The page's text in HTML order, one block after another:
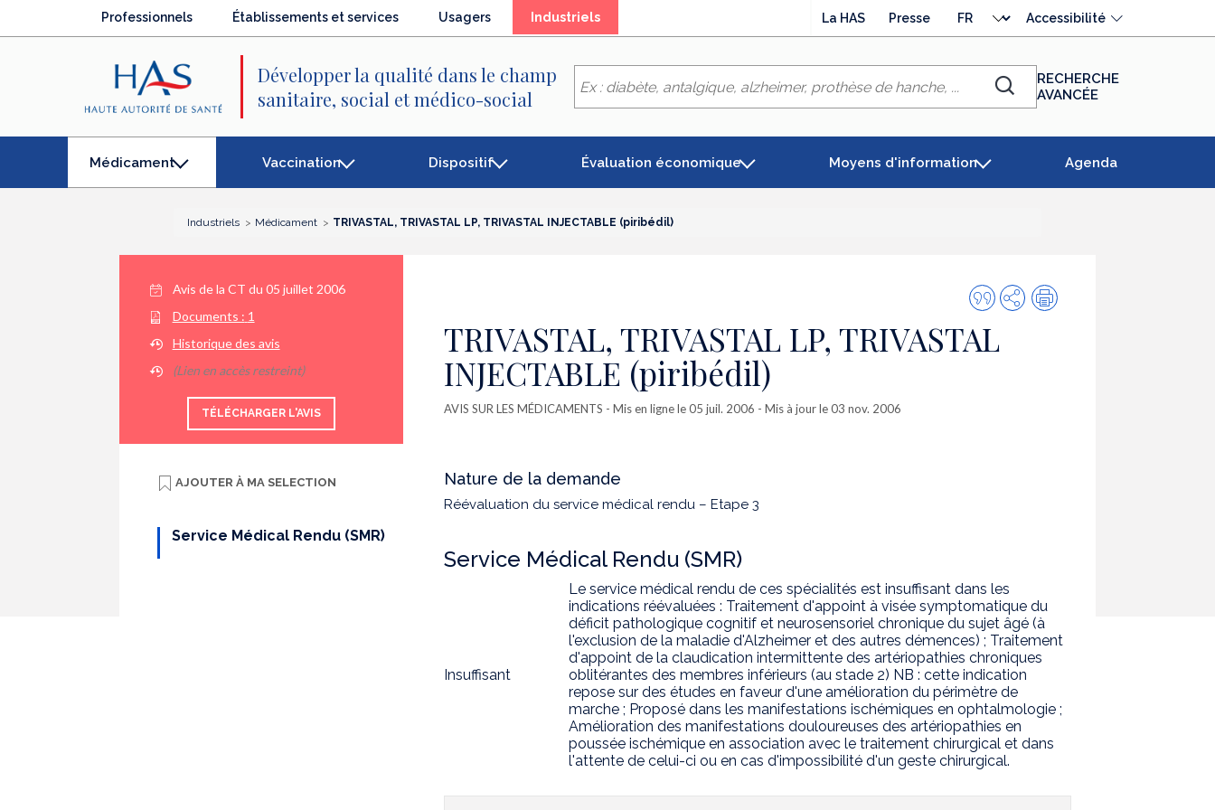
Professionnels Établissements et services Usagers Industriels(élément
La HAS Presse
langue
Accessibilité
Développer la qualité dans le champ
sanitaire, social et médico-social
Chercher
RECHERCHE
AVANCÉE
Médicament
(élément
séléctionné)
Vaccination Dispositif Évaluation économique Moyens d'information Agenda
Industriels Médicament TRIVASTAL, TRIVASTAL LP, TRIVASTAL INJECTABLE (piribédil)
Avis de la CT du 05 juillet 2006
Documents : 1
Historique des avis
(Lien en accès restreint)
TÉLÉCHARGER L'AVIS
AJOUTER À MA SELECTION
Service Médical Rendu (SMR)
Citer
cette
publication
PartagerImpression
TRIVASTAL, TRIVASTAL LP, TRIVASTAL
INJECTABLE (piribédil)
AVIS SUR LES MÉDICAMENTS - Mis en ligne le 05 juil. 2006 - Mis à jour le 03 nov. 2006
Nature de la demande
Réévaluation du service médical rendu – Etape 3
Service Médical Rendu (SMR)
Insuffisant
Le service médical rendu de ces spécialités est insuffisant dans les
indications réévaluées : Traitement d'appoint à visée symptomatique du
déficit pathologique cognitif et neurosensoriel chronique du sujet âgé (à
l'exclusion de la maladie d'Alzheimer et des autres démences) ; Traitement
d'appoint de la claudication intermittente des artériopathies chroniques
oblitérantes des membres inférieurs (au stade 2) NB : cette indication
repose sur des études en faveur d'une amélioration du périmètre de
marche ; Proposé dans les manifestations ischémiques en ophtalmologie ;
Amélioration des manifestations douloureuses des artériopathies en
poussée ischémique en association avec le traitement chirurgical et dans
l'attente de celui-ci ou en cas d'impossibilité d'un geste chirurgical.